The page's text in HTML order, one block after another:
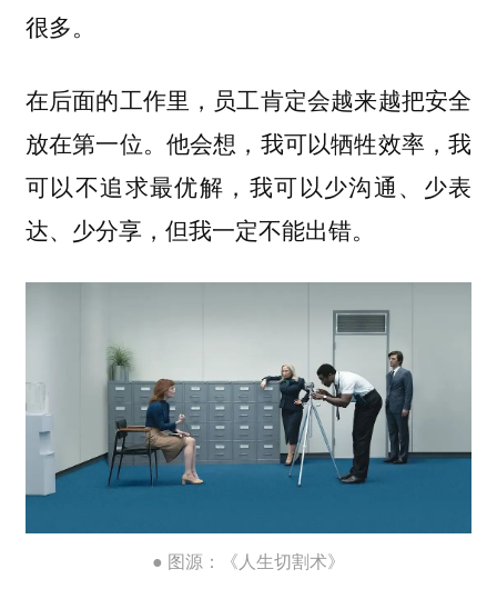
很多。
在后面的工作里，员工肯定会越来越把安全
放在第一位。他会想，我可以牺牲效率，我
可以不追求最优解，我可以少沟通、少表
达、少分享，但我一定不能出错。
● 图源：《人生切割术》